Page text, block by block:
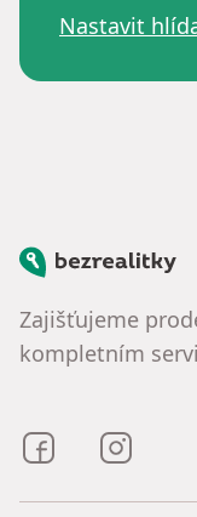
Nastavit
Bezrealitky
Zajišťujeme
kompletním
Bezrealitky na